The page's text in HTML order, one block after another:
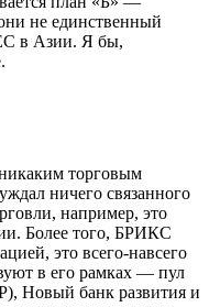
не единственный
в Азии. Я бы,
торговым
ничего связанного
например, это
Более того, БРИКС
это всего-навсего
в его рамках — пул
Новый банк развития и